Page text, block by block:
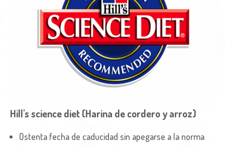
Hill's science diet (Harina de cordero y arroz)
Ostenta fecha de caducidad sin apegarse a la norma